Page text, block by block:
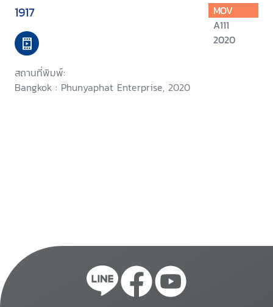
1917
สถานที่พิมพ์:
Bangkok : Phunyaphat Enterprise, 2020
MOV
A111
2020